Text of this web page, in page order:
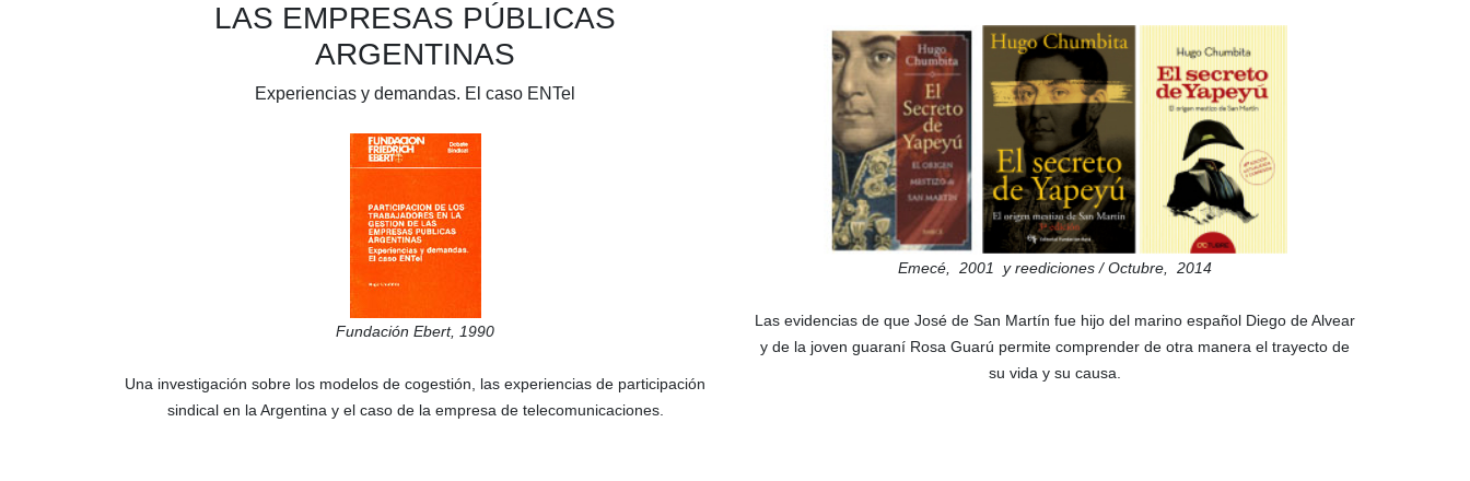
LAS EMPRESAS PÚBLICAS
ARGENTINAS
Experiencias y demandas. El caso ENTel
Fundación Ebert, 1990
Una investigación sobre los modelos de cogestión, las experiencias de participación
sindical en la Argentina y el caso de la empresa de telecomunicaciones.
Emecé, 2001 y reediciones / Octubre, 2014
Las evidencias de que José de San Martín fue hijo del marino español Diego de Alvear
y de la joven guaraní Rosa Guarú permite comprender de otra manera el trayecto de
su vida y su causa.